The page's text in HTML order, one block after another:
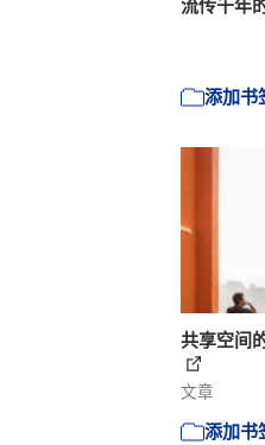
流传千年
添加书
共享空间
文章
添加书